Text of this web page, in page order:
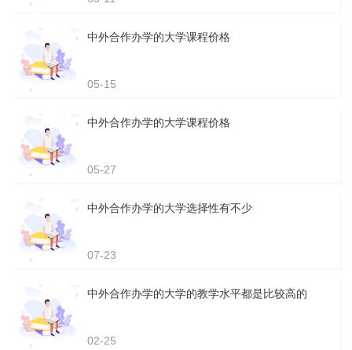
中外合作办学的大学课程价格
05-15
中外合作办学的大学课程价格
05-27
中外合作办学的大学选择性有不少
07-23
中外合作办学的大学的教学水平都是比较高的
02-25